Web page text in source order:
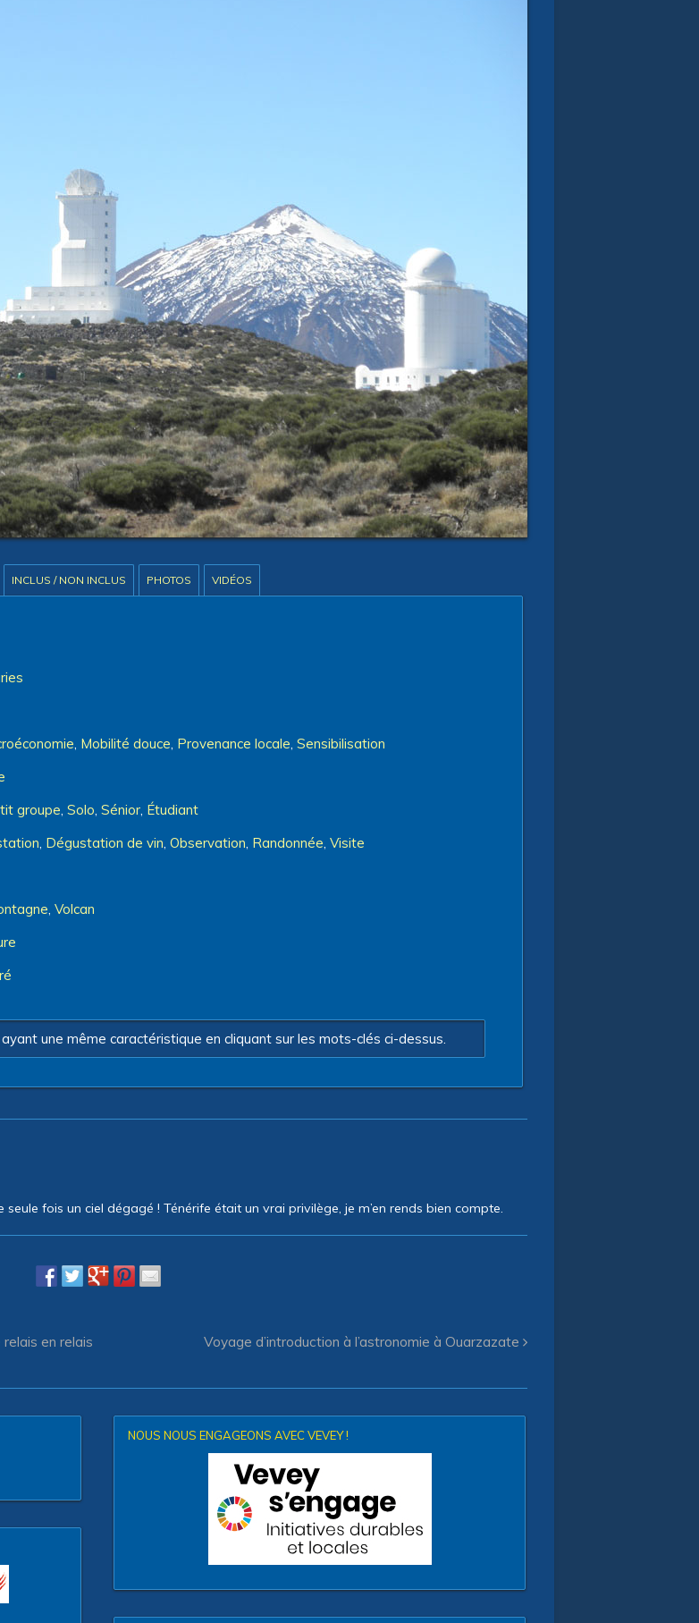
INCLUS / NON INCLUS PHOTOS VIDÉOS
, Mobilité douce, Provenance locale,Sensibilisation
groupe,Solo,Sénior, Étudiant
, Dégustation de vin,Observation, Randonnée,Visite
,Volcan
une même caractéristique en cliquant sur les mots-clés ci-dessus.
fois un ciel dégagé ! Ténérife était un vrai privilège, je m’en rends bien compte.
en relais Voyage d’introduction à l’astronomie à Ouarzazate
NOUS NOUS ENGAGEONS AVEC VEVEY !